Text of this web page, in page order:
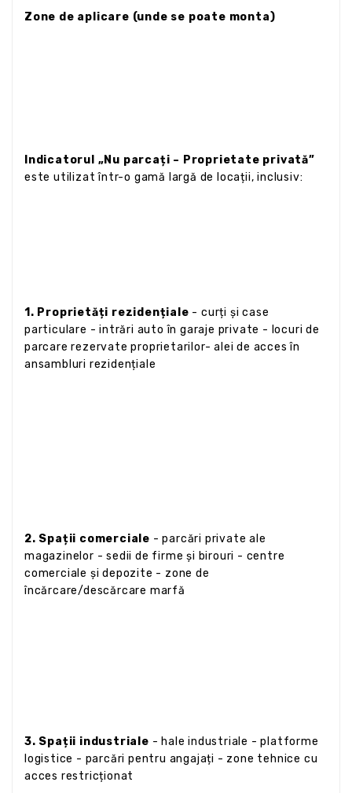
Zone de aplicare (unde se poate monta)
Indicatorul „Nu parcați – Proprietate privată”
este utilizat într-o gamă largă de locații, inclusiv:
1. Proprietăți rezidențiale - curți și case
particulare - intrări auto în garaje private - locuri de
parcare rezervate proprietarilor- alei de acces în
ansambluri rezidențiale
2. Spații comerciale - parcări private ale
magazinelor - sedii de firme și birouri - centre
comerciale și depozite - zone de
încărcare/descărcare marfă
3. Spații industriale - hale industriale - platforme
logistice - parcări pentru angajați - zone tehnice cu
acces restricționat